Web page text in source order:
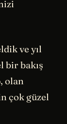
ve yıl
bir bakış
olan
çok güzel